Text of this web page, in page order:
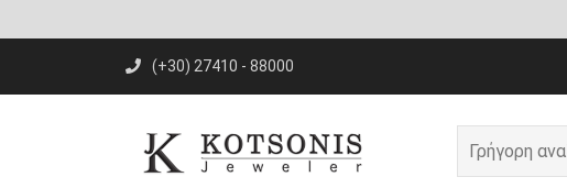
(+30) 27410 - 88000